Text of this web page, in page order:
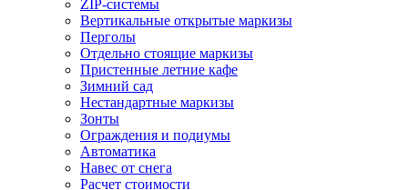
ZIP-системы
Вертикальные открытые маркизы
Перголы
Отдельно стоящие маркизы
Пристенные летние кафе
Зимний сад
Нестандартные маркизы
Зонты
Ограждения и подиумы
Автоматика
Навес от снега
Расчет стоимости